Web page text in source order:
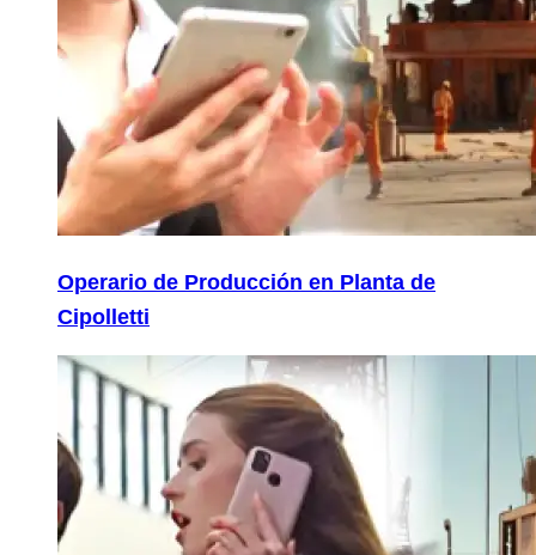
Operario de Producción en Planta de
Cipolletti